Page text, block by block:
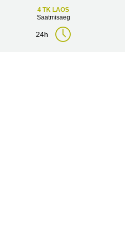
4 TK LAOS
Saatmisaeg
24h